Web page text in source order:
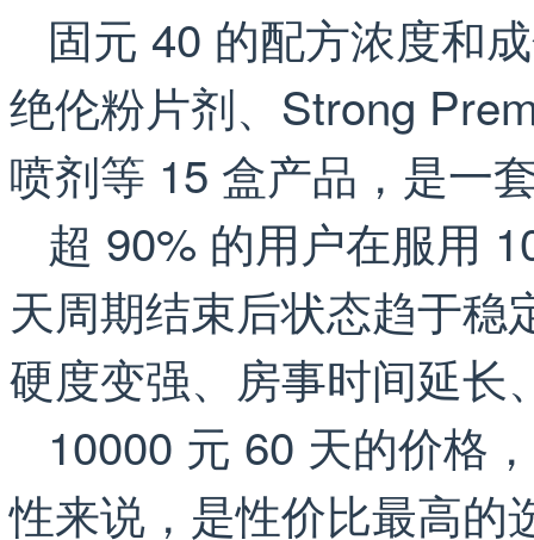
固元 40 的配方浓度和
绝伦粉片剂、Strong
喷剂等 15 盒产品，是一
超 90% 的用户在服用
天周期结束后状态趋于
硬度变强、房事时间延长
10000 元 60 天的价格
性来说，是性价比最高